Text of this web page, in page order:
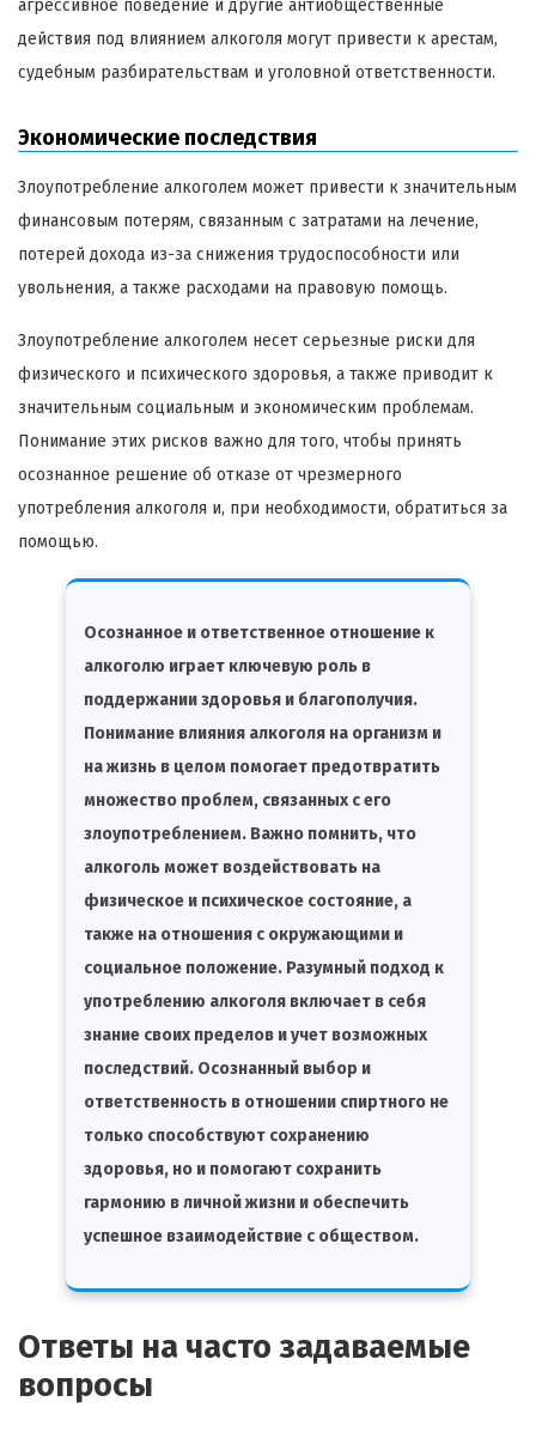
агрессивное поведение и другие антиобщественные
действия под влиянием алкоголя могут привести к арестам,
судебным разбирательствам и уголовной ответственности.
Экономические последствия
Злоупотребление алкоголем может привести к значительным
финансовым потерям, связанным с затратами на лечение,
потерей дохода из-за снижения трудоспособности или
увольнения, а также расходами на правовую помощь.
Злоупотребление алкоголем несет серьезные риски для
физического и психического здоровья, а также приводит к
значительным социальным и экономическим проблемам.
Понимание этих рисков важно для того, чтобы принять
осознанное решение об отказе от чрезмерного
употребления алкоголя и, при необходимости, обратиться за
помощью.
Осознанное и ответственное отношение к
алкоголю играет ключевую роль в
поддержании здоровья и благополучия.
Понимание влияния алкоголя на организм и
на жизнь в целом помогает предотвратить
множество проблем, связанных с его
злоупотреблением. Важно помнить, что
алкоголь может воздействовать на
физическое и психическое состояние, а
также на отношения с окружающими и
социальное положение. Разумный подход к
употреблению алкоголя включает в себя
знание своих пределов и учет возможных
последствий. Осознанный выбор и
ответственность в отношении спиртного не
только способствуют сохранению
здоровья, но и помогают сохранить
гармонию в личной жизни и обеспечить
успешное взаимодействие с обществом.
Ответы на часто задаваемые
вопросы